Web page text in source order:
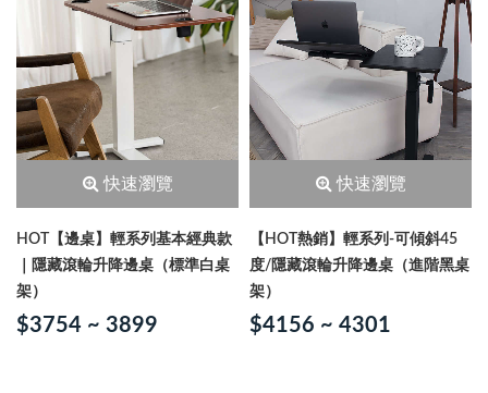
快速瀏覽
HOT【邊桌】輕系列基本經典款
｜隱藏滾輪升降邊桌（標準白桌
架）
$3754 ~ 3899
快速瀏覽
【HOT熱銷】輕系列-可傾斜45
度/隱藏滾輪升降邊桌（進階黑桌
架）
$4156 ~ 4301